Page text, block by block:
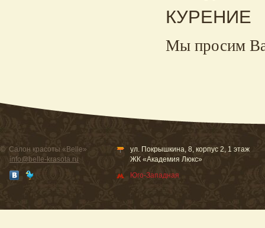
КУРЕНИЕ
Мы просим
© Салон красоты «Belle»
info@belle-krasota.ru
ул. Покрышкина, 8, корпус 2, 1 этаж
ЖК «Академия Люкс»
Юго-Западная